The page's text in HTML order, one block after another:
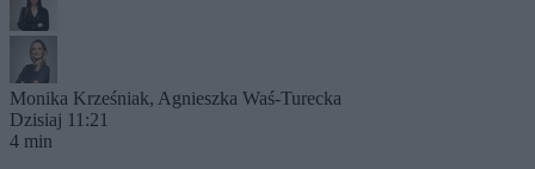
Monika Krześniak, Agnieszka Waś-Turecka
Dzisiaj 11:21
4 min